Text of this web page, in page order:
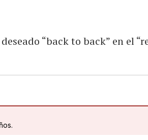
“back to back” en el